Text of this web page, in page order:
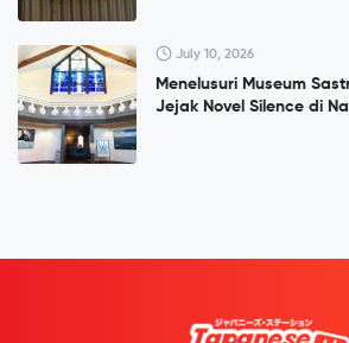
July 10, 2026
Menelusuri Museum
Jejak Novel Silence di